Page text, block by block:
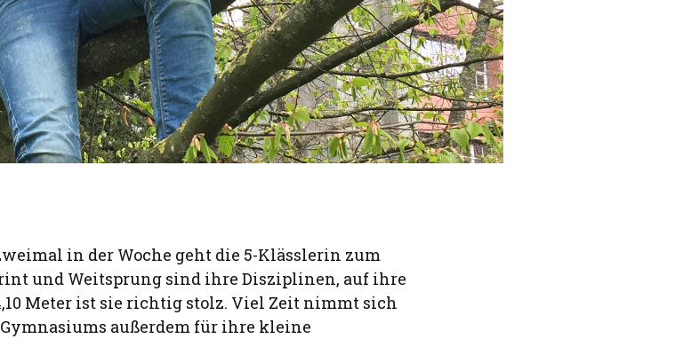
in der Woche geht die 5-Klässlerin zum
und Weitsprung sind ihre Disziplinen, auf ihre
Meter ist sie richtig stolz. Viel Zeit nimmt sich
außerdem für ihre kleine